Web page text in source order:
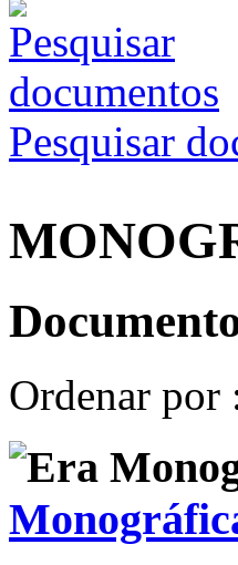
Pesquisar
Ordenar por